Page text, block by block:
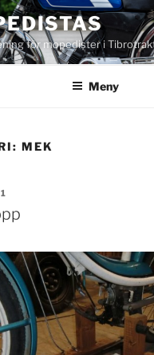
för mopedister i
Meny
MEK